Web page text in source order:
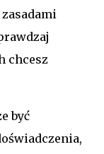
chcesz
być